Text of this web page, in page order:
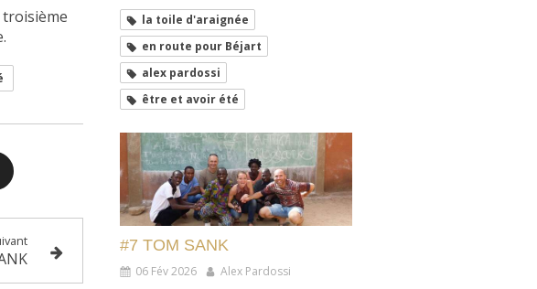
troisième
la toile d'araignée
en route pour Béjart
alex pardossi
être et avoir été
#7 TOM SANK
06 Fév 2026 Alex Pardossi